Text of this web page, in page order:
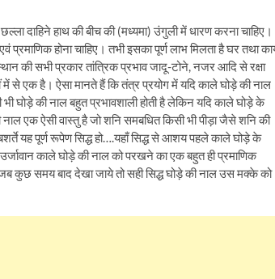
दाहिने हाथ की बीच की (मध्यमा) उंगुली में धारण करना चाहिए।
होना चाहिए। तभी इसका पूर्ण लाभ मिलता है घर तथा
सभी प्रकार तांत्रिक प्रभाव जादू-टोने, नजर आदि से रक्षा
से एक है। ऐसा मानते हैं कि तंत्र प्रयोग में यदि काले घोड़े की नाल
घोड़े की नाल बहुत प्रभावशाली होती है लेकिन यदि काले घोड़े के
एक ऐसी वास्तु है जो शनि समबधित किसी भी पीड़ा जैसे शनि की
यह पूर्ण रूपेण सिद्ध हो….यहाँ सिद्ध से आशय पहले काले घोड़े के
उर्जावान काले घोड़े की नाल को परखने का एक बहुत ही प्रमाणिक
समय बाद देखा जाये तो सही सिद्ध घोड़े की नाल उस मक्के को